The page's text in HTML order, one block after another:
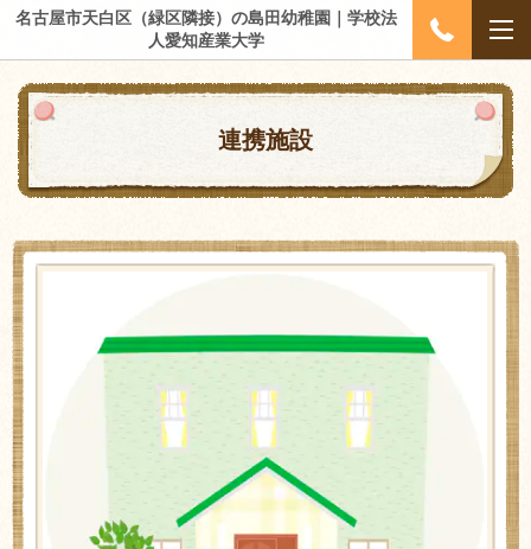
名古屋市天白区（緑区隣接）の島田幼稚園｜学校法
人愛知産業大学
連携施設